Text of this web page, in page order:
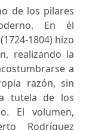
de los pilares
En él
1804) hizo
realizando la
a
razón, sin
tutela de los
El volumen,
Rodríguez